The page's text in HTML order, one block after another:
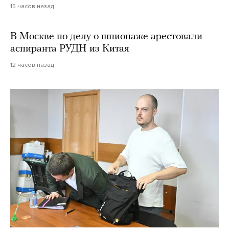
15 часов назад
В Москве по делу о шпионаже арестовали
аспиранта РУДН из Китая
12 часов назад